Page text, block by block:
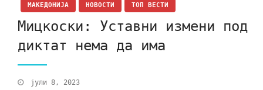
МАКЕДОНИЈА НОВОСТИ ТОП ВЕСТИ
Мицкоски: Уставни измени под
диктат нема да има
јули 8, 2023